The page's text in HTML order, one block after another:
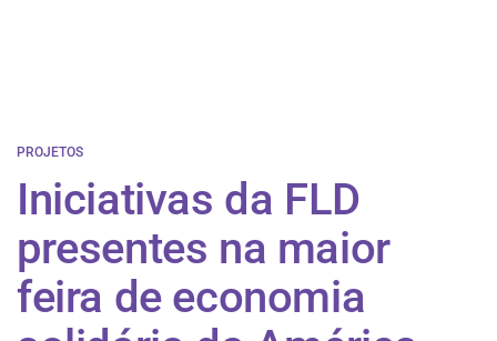
PROJETOS
Iniciativas da FLD
presentes na maior
feira de economia